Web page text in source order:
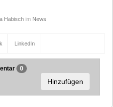
Habisch im News
LinkedIn
0
Hinzufügen